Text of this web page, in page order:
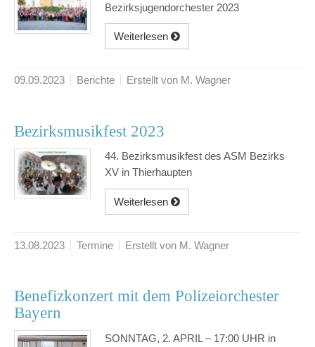
Bezirksjugendorchester 2023
Weiterlesen
09.09.2023 Berichte Erstellt von M. Wagner
Bezirksmusikfest 2023
44. Bezirksmusikfest des ASM Bezirks
XV in Thierhaupten
Weiterlesen
13.08.2023 Termine Erstellt von M. Wagner
Benefizkonzert mit dem Polizeiorchester
Bayern
SONNTAG, 2. APRIL – 17:00 UHR in